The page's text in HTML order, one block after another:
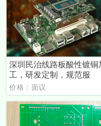
深圳民治线路板酸性镀铜
工，研发定制，规范服
价格：面议